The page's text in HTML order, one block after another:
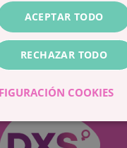
Todo el equipo
ACEPTAR TODO
RECHAZAR TODO
COOKIES